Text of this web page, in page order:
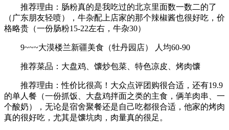
推荐理由：肠粉真的是我吃过的北京里面数一数二的了
（广东朋友轻喷），牛杂配上店家的那个辣椒酱也很好吃，价
格略贵（一份肠粉15-22左右，牛杂30）
9~~~大漠楼兰新疆美食（牡丹园店） 人均60-90
推荐菜品：大盘鸡、馕炒包菜、特色凉皮、烤肉馕
推荐理由：性价比很高！大众点评团购很合适，还有19.9
的单人餐（一份抓饭、大盘鸡拌面之类的主食，俩羊肉串、一
个酸奶），无论是宿舍聚餐还是自己吃都很合适，他家的烤肉
真的很好吃，尤其是馕坑肉，肉量真的很足。